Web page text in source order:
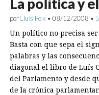
La política y
por Lluís Foix • 08/12/2008 •
Un político no precisa
Basta con que sepa el
palabras y las
diagonal el libro de Luís
del Parlamento y desde
de la crónica